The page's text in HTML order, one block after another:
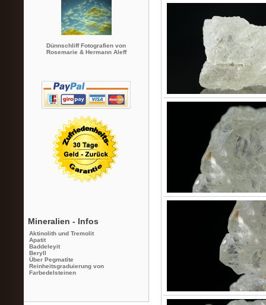
Dünnschliff Fotografien von
Rosemarie & Hermann Aleff
Mineralien - Infos
Aktinolith und Tremolit
Apatit
Baddeleyit
Beryll
Über Pegmatite
Reinheitsgraduierung von
Farbedelsteinen